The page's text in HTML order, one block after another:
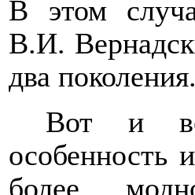
В этом
В.И.
два поколения.
Вот и
особенность
более